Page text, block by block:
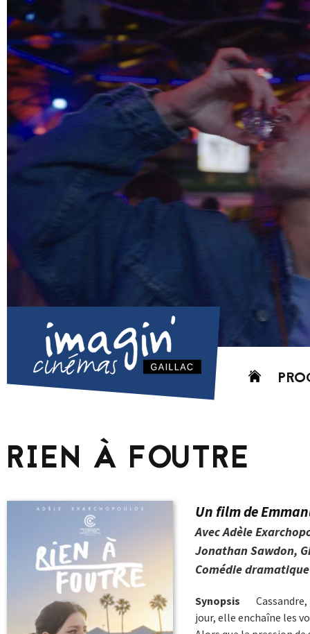
Aller
RIEN À FOUTRE
Un film de
Avec Adèle
Jonathan Sawdon,
Comédie
Synopsis
jour, elle enchaîne les